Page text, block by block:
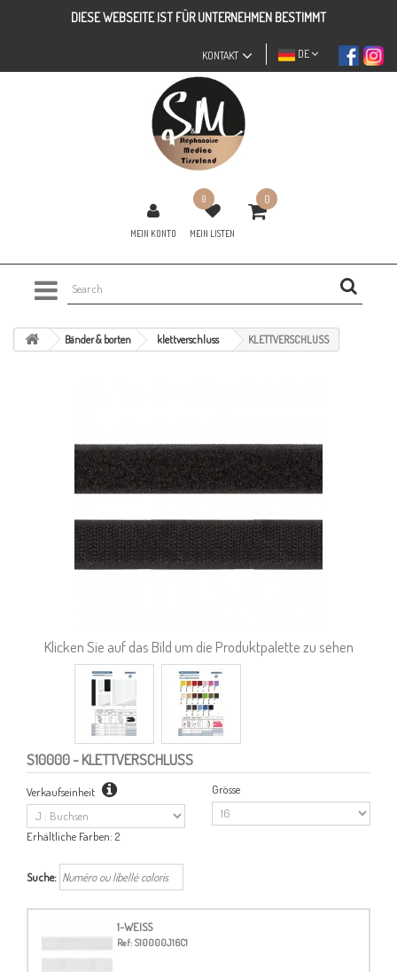
DIESE WEBSEITE IST FÜR UNTERNEHMEN BESTIMMT
DE
KONTAKT
MEIN KONTO
0
MEIN LISTEN
0
Bänder & borten klettverschluss KLETTVERSCHLUSS
Klicken Sie auf das Bild um die Produktpalette zu sehen
S10000- KLETTVERSCHLUSS
Verkaufseinheit Grösse
Erhältliche Farben: 2
Suche:
1-WEISS
Ref: S10000J16C1